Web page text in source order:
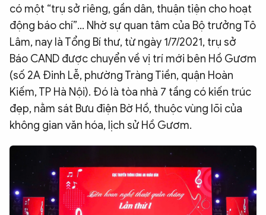
có một “trụ sở riêng, gần dân, thuận tiện cho hoạt
động báo chí”... Nhờ sự quan tâm của Bộ trưởng Tô
Lâm, nay là Tổng Bí thư, từ ngày 1/7/2021, trụ sở
Báo CAND được chuyển về vị trí mới bên Hồ Gươm
(số 2A Đinh Lễ, phường Tràng Tiền, quận Hoàn
Kiếm, TP Hà Nội). Đó là tòa nhà 7 tầng có kiến trúc
đẹp, nằm sát Bưu điện Bờ Hồ, thuộc vùng lõi của
không gian văn hóa, lịch sử Hồ Gươm.